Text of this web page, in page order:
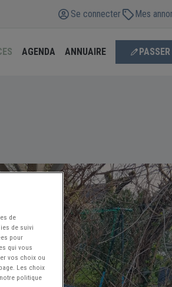
Se connecter Mes
AGENDA ANNUAIRE
de
de suivi
pour
qui vous
vos choix ou
Les choix
politique